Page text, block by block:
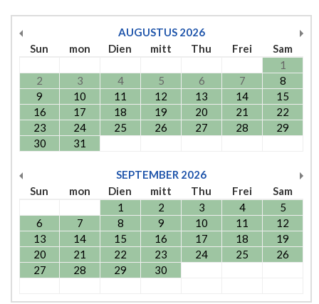
AUGUSTUS 2026
Sun
mon Dien mitt Thu Frei
Sam
1
2
3 4 5 6 7
8
9
10 11 12 13 14
15
16
17 18 19 20 21
22
23
24 25 26 27 28
29
30
31
SEPTEMBER 2026
Sun
mon Dien mitt Thu Frei
Sam
1
2 3 4
5
6
7 8 9 10 11
12
13
14 15 16 17 18
19
20
21 22 23 24 25
26
27
28 29 30